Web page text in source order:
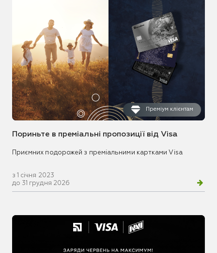
Преміум клієнтам
Пориньте в преміальні пропозиції від Visa
Приємних подорожей з преміальними картками Visa
з 1 січня 2023
до 31 грудня 2026